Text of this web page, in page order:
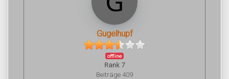
Gugelhupf
offline
Rank 7
Beiträge 409